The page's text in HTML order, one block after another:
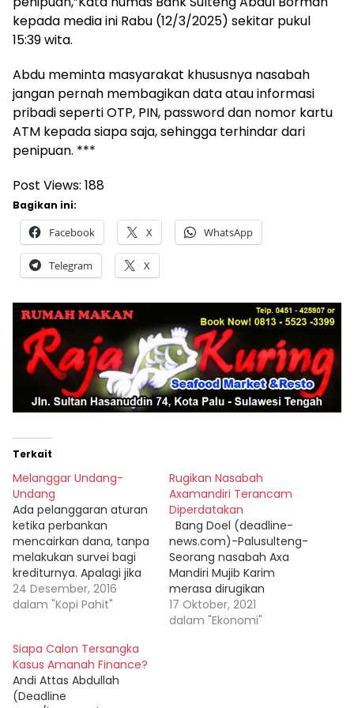
kepada media ini Rabu (12/3/2025) sekitar pukul
15:39 wita.
Abdu meminta masyarakat khususnya nasabah
jangan pernah membagikan data atau informasi
pribadi seperti OTP, PIN, password dan nomor kartu
ATM kepada siapa saja, sehingga terhindar dari
penipuan. ***
Post Views: 188
Bagikan ini:
Facebook X WhatsApp
Telegram X
Terkait
Melanggar Undang-
Undang
Ada pelanggaran aturan
ketika perbankan
mencairkan dana, tanpa
melakukan survei bagi
krediturnya. Apalagi jika
dokumen yang diajukan
kreditur ternyata palsu.
dengan bank Bukopin
dan bank Muamalat
adalah pelanggaran
undang-undang tentang
24 Desember, 2016
dalam "Kopi Pahit"
Rugikan Nasabah
Axamandiri Terancam
Diperdatakan
Bang Doel (deadline-
news.com)-Palusulteng-
Seorang nasabah Axa
Mandiri Mujib Karim
merasa dirugikan
Invesatsi Axa Mandiri
Cabang Palu sekitar Rp,
17 Oktober, 2021
dalam "Ekonomi"
Siapa Calon Tersangka
Kasus Amanah Finance?
Andi Attas Abdullah
(Deadline